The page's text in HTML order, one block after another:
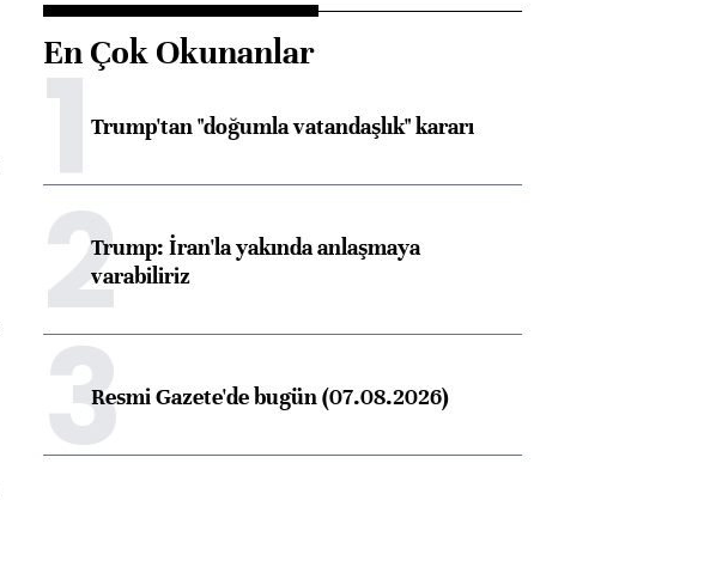
En Çok Okunanlar
1Trump'tan "doğumla vatandaşlık" kararı
2Trump: İran'la yakında anlaşmaya
varabiliriz
3Resmi Gazete'de bugün (07.08.2026)